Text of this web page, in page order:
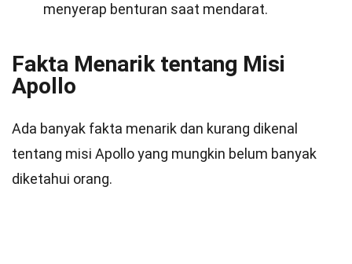
menyerap benturan saat mendarat.
Fakta Menarik tentang Misi
Apollo
Ada banyak fakta menarik dan kurang dikenal
tentang misi Apollo yang mungkin belum banyak
diketahui orang.